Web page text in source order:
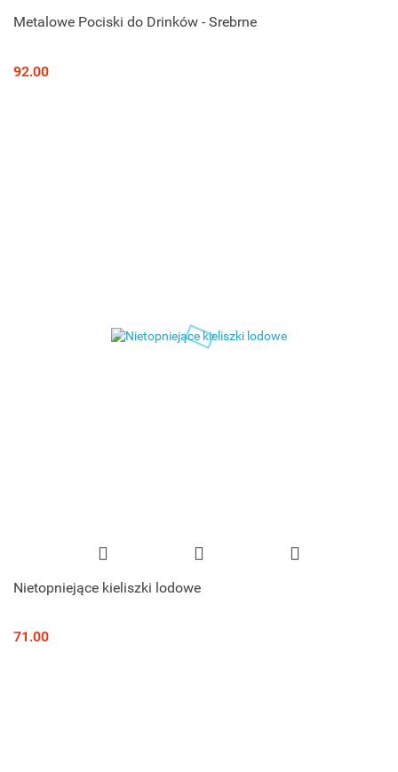
Metalowe Pociski do Drinków - Srebrne
92.00
Nietopniejące kieliszki lodowe
71.00